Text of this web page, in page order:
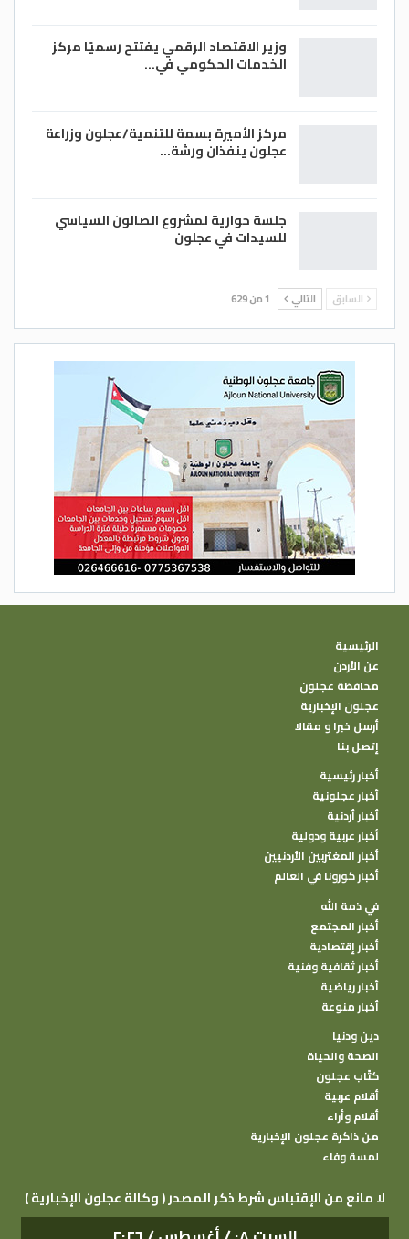
وزير الاقتصاد الرقمي يفتتح رسميًا مركز
الخدمات الحكومي في…
مركز الأميرة بسمة للتنمية/عجلون وزراعة
عجلون ينفذان ورشة…
جلسة حوارية لمشروع الصالون السياسي
للسيدات في عجلون
السابق التالي 1 من 629
الرئيسية
عن الأردن
محافظة عجلون
عجلون الإخبارية
أرسل خبرا و مقالا
إتصل بنا
أخبار رئيسية
أخبار عجلونية
أخبار أردنية
أخبار عربية ودولية
أخبار المغتربين الأردنيين
أخبار كورونا في العالم
في ذمة الله
أخبار المجتمع
أخبار إقتصادية
أخبار ثقافية وفنية
أخبار رياضية
أخبار منوعة
دين ودنيا
الصحة والحياة
كتًاب عجلون
أقلام عربية
أقلام وأراء
من ذاكرة عجلون الإخبارية
لمسة وفاء
( وكالة عجلون الإخبارية ) لا مانع من الإقتباس شرط ذكر المصدر